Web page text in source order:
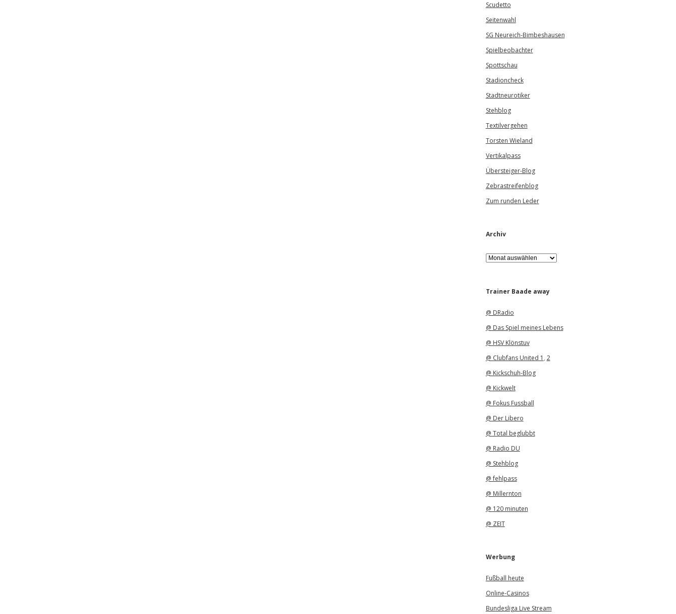
Scudetto
Seitenwahl
SG Neureich-Bimbeshausen
Spielbeobachter
Spottschau
Stadioncheck
Stadtneurotiker
Stehblog
Textilvergehen
Torsten Wieland
Vertikalpass
Übersteiger-Blog
Zebrastreifenblog
Zum runden Leder
Archiv
A
r
iTrainer Baade away
@ DRadio
@ Das Spiel meines Lebens
@ HSV Klönstuv
@ Clubfans United 1 , 2
@ Kickschuh-Blog
@ Kickwelt
@ Fokus Fussball
@ Der Libero
@ Total beglubbt
@ Radio DU
@ Stehblog
@ fehlpass
@ Millernton
@ 120 minuten
@ ZEIT
Werbung
Fußball heute
Online-Casinos
Bundesliga Live Stream